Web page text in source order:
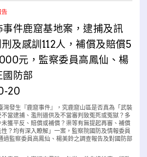
告
件鹿窟基地案，逮捕及訊
及感訓112人，補償及賠償5
元，監察委員高鳳仙、楊
國防部
20
灣發生『鹿窟事件』，究鹿窟山區是否真為「武裝
當逮捕、濫刑逼供及不當審判致冤死或冤獄？多
獲平反、賠償或補償？渠等有無提起再審、補償
？均有深入瞭解」一案，監察院國防及情報委員
監察委員高鳳仙、楊美鈴之調查報告及對國防部